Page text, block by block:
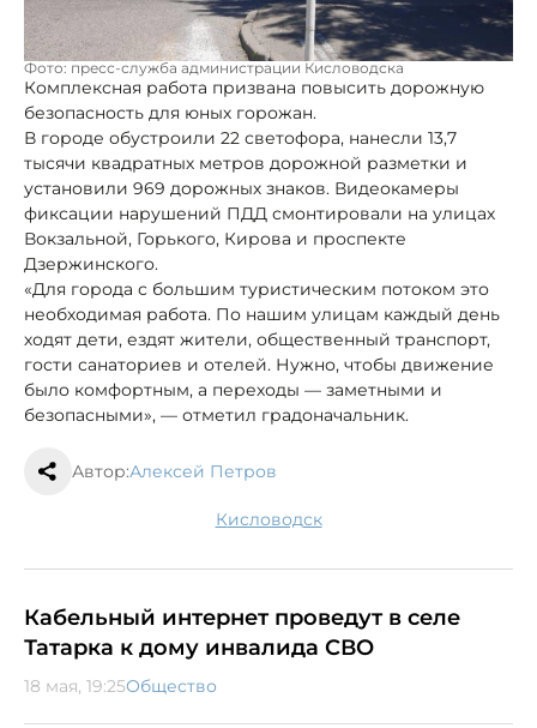
Фото: пресс-служба администрации Кисловодска
Комплексная работа призвана повысить дорожную
безопасность для юных горожан.
В городе обустроили 22 светофора, нанесли 13,7
тысячи квадратных метров дорожной разметки и
установили 969 дорожных знаков. Видеокамеры
фиксации нарушений ПДД смонтировали на улицах
Вокзальной, Горького, Кирова и проспекте
Дзержинского.
«Для города с большим туристическим потоком это
необходимая работа. По нашим улицам каждый день
ходят дети, ездят жители, общественный транспорт,
гости санаториев и отелей. Нужно, чтобы движение
было комфортным, а переходы — заметными и
безопасными», — отметил градоначальник.
Автор:Алексей Петров
Кисловодск
Кабельный интернет проведут в селе
Татарка к дому инвалида СВО
18 мая, 19:25Общество